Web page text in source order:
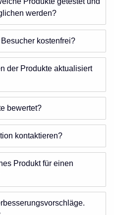
werden?
kostenfrei?
der Produkte aktualisiert
bewertet?
kontaktieren?
Produkt für einen